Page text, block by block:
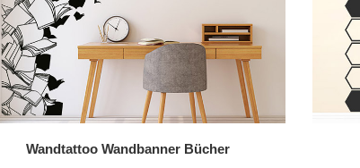
Wandtattoo Wandbanner Bücher